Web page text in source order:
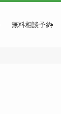
無料相談予約